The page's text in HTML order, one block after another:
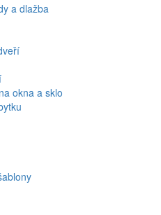
a dlažba
okna a sklo